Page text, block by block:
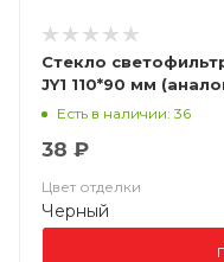
Стекло
JY1 110*90 мм
Есть в наличии: 36
38 ₽
Цвет отделки
Черный